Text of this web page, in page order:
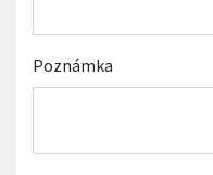
Poznámka